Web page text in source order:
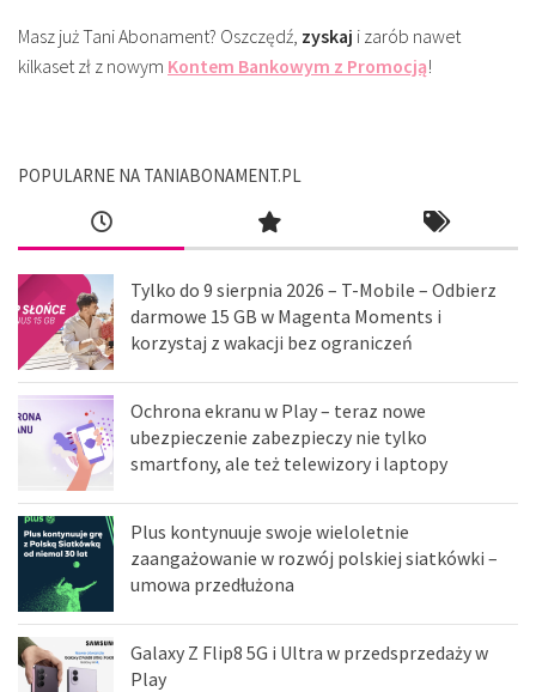
Masz już Tani Abonament? Oszczędź, zyskaj i zarób nawet
kilkaset zł z nowym Kontem Bankowym z Promocją!
POPULARNE NA TANIABONAMENT.PL
Tylko do 9 sierpnia 2026 – T-Mobile – Odbierz
darmowe 15 GB w Magenta Moments i
korzystaj z wakacji bez ograniczeń
Ochrona ekranu w Play – teraz nowe
ubezpieczenie zabezpieczy nie tylko
smartfony, ale też telewizory i laptopy
Plus kontynuuje swoje wieloletnie
zaangażowanie w rozwój polskiej siatkówki –
umowa przedłużona
Galaxy Z Flip8 5G i Ultra w przedsprzedaży w
Play